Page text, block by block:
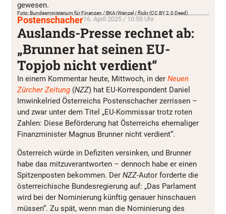
gewesen.
Foto: Bundesministerium für Finanzen / BKA/Wenzel / flickr (CC BY 2.0 Deed)
Postenschacher16. April 2025 / 10:55 Uhr
Auslands-Presse rechnet ab:
„Brunner hat seinen EU-
Topjob nicht verdient“
In einem Kommentar heute, Mittwoch, in der Neuen
Zürcher Zeitung (NZZ) hat EU-Korrespondent Daniel
Imwinkelried Österreichs Postenschacher zerrissen –
und zwar unter dem Titel „EU-Kommissar trotz roten
Zahlen: Diese Beförderung hat Österreichs ehemaliger
Finanzminister Magnus Brunner nicht verdient“.
Österreich würde in Defiziten versinken, und Brunner
habe das mitzuverantworten – dennoch habe er einen
Spitzenposten bekommen. Der NZZ-Autor forderte die
österreichische Bundesregierung auf: „Das Parlament
wird bei der Nominierung künftig genauer hinschauen
müssen“. Zu spät, wenn man die Nominierung des